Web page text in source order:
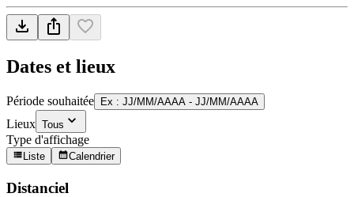
Dates et lieux
Période souhaitée Ex : JJ/MM/AAAA - JJ/MM/AAAA
Lieux Tous
Type d'affichage
Liste Calendrier
Distanciel